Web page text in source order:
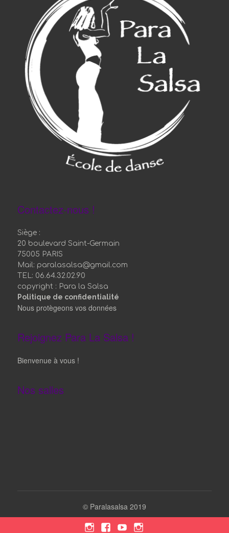
Contactez-nous !
Siège :
20 boulevard Saint-Germain
75005 PARIS
Mail: paralasalsa@gmail.com
TEL: 06.64.32.02.90
copyright : Para la Salsa
Politique de confidentialité
Nous protègeons vos données
Rejoignez Para La Salsa !
Bienvenue à vous !
Nos salles
© Paralasalsa 2019
Instagram
Facebook
YouTubeInstagram